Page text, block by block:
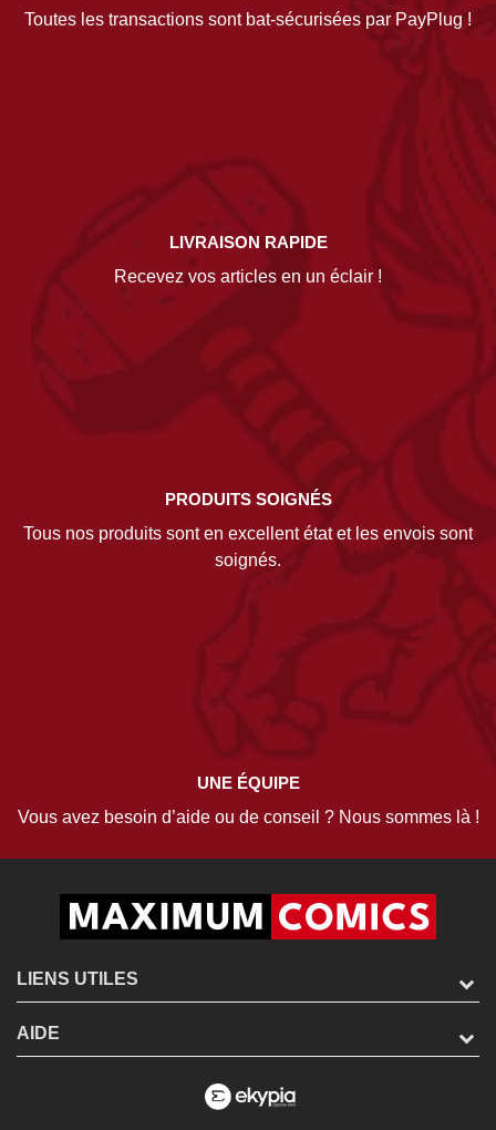
Toutes les transactions sont bat-sécurisées par PayPlug !
LIVRAISON RAPIDE
Recevez vos articles en un éclair !
PRODUITS SOIGNÉS
Tous nos produits sont en excellent état et les envois sont
soignés.
UNE ÉQUIPE
Vous avez besoin d’aide ou de conseil ? Nous sommes là !
LIENS UTILES
AIDE